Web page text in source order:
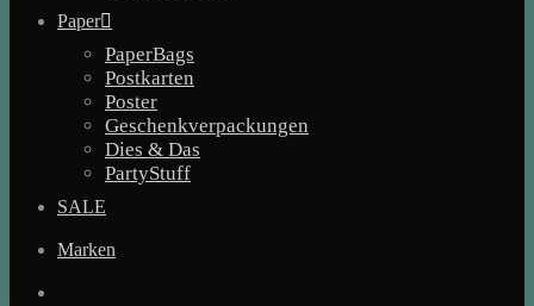
Paper
PaperBags
Postkarten
Poster
Geschenkverpackungen
Dies & Das
PartyStuff
SALE
Marken